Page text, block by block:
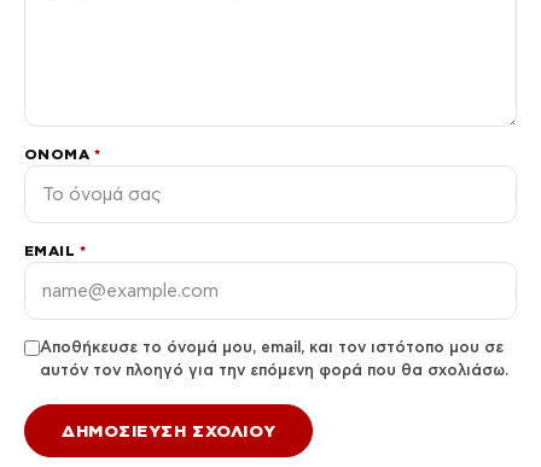
ΌΝΟΜΑ *
EMAIL *
Αποθήκευσε το όνομά μου, email, και τον ιστότοπο μου σε
αυτόν τον πλοηγό για την επόμενη φορά που θα σχολιάσω.